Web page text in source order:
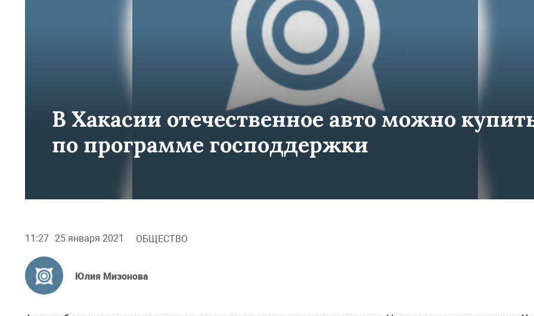
В Хакасии отечественное авто можно
по программе господдержки
11:27 25 января 2021 ОБЩЕСТВО
Юлия Мизонова